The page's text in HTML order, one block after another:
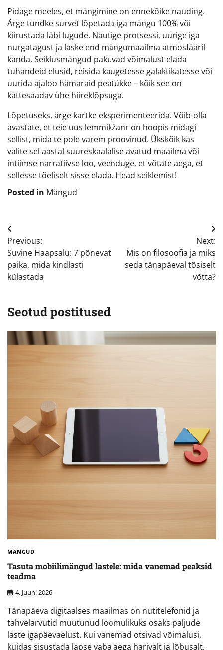
Pidage meeles, et mängimine on ennekõike nauding.
Ärge tundke survet lõpetada iga mängu 100% või
kiirustada läbi lugude. Nautige protsessi, uurige iga
nurgatagust ja laske end mängumaailma atmosfääril
kanda. Seiklusmängud pakuvad võimalust elada
tuhandeid elusid, reisida kaugetesse galaktikatesse või
uurida ajaloo hämaraid peatükke – kõik see on
kättesaadav ühe hiireklõpsuga.
Lõpetuseks, ärge kartke eksperimenteerida. Võib-olla
avastate, et teie uus lemmikžanr on hoopis midagi
sellist, mida te pole varem proovinud. Ükskõik kas
valite sel aastal suureskaalalise avatud maailma või
intiimse narratiivse loo, veenduge, et võtate aega, et
sellesse tõeliselt sisse elada. Head seiklemist!
Posted in Mängud
Navigeerimine
Previous:
Suvine Haapsalu: 7 põnevat
paika, mida kindlasti
külastada
Next:
Mis on filosoofia ja miks
seda tänapäeval tõsiselt
võtta?
Seotud postitused
MÄNGUD
Tasuta mobiilimängud lastele: mida vanemad peaksid
teadma
4. Juuni 2026
Tänapäeva digitaalses maailmas on nutitelefonid ja
tahvelarvutid muutunud loomulikuks osaks paljude
laste igapäevaelust. Kui vanemad otsivad võimalusi,
kuidas sisustada lapse vaba aega harivalt ja lõbusalt,